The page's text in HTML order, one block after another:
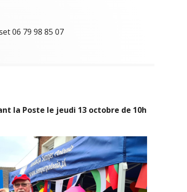
06 79 98 85 07
la Poste le jeudi 13 octobre de 10h